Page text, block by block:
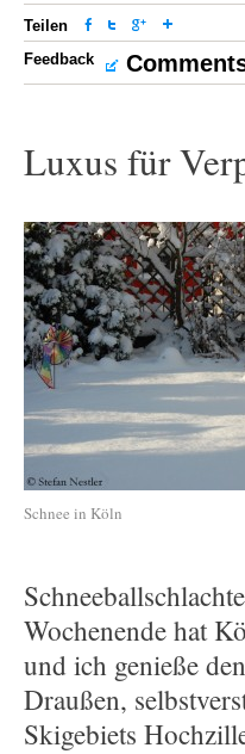
Teilen
Feedback
Luxus für
Schnee in Köln
Wochenende hat
und ich genieße
Draußen,
Skigebiets